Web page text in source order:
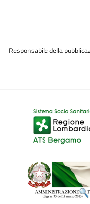
Responsabile della